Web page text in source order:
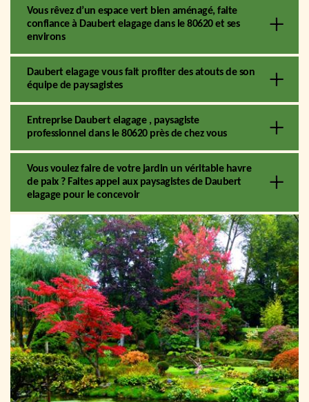
Vous rêvez d’un espace vert bien aménagé, faite
confiance à Daubert elagage dans le 80620 et ses
environs
Daubert elagage vous fait profiter des atouts de son
équipe de paysagistes
Entreprise Daubert elagage , paysagiste
professionnel dans le 80620 près de chez vous
Vous voulez faire de votre jardin un véritable havre
de paix ? Faites appel aux paysagistes de Daubert
elagage pour le concevoir